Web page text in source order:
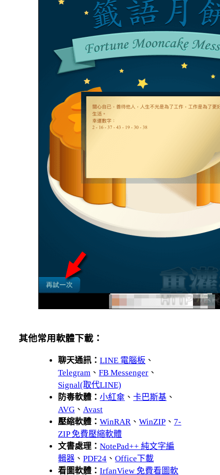
其他常用軟體下載：
聊天通訊：LINE 電腦板 、
Telegram 、FB Messenger 、
Signal(取代LINE)
防毒軟體：小紅傘 、卡巴斯基 、
AVG 、 Avast
壓縮軟體：WinRAR 、WinZIP 、 7-
ZIP 免費壓縮軟體
文書處理：NotePad++ 純文字編
輯器 、PDF24 、Office下載
看圖軟體：IrfanView 免費看圖軟